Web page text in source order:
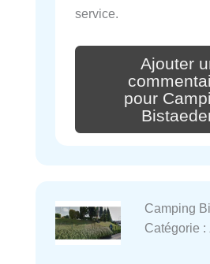
service.
Ajouter
pour
Camping
Catégorie :